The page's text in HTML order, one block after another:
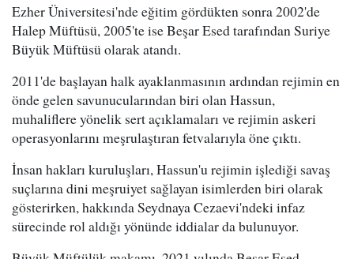
Ezher Üniversitesi'nde eğitim gördükten sonra 2002'de
Halep Müftüsü, 2005'te ise Beşar Esed tarafından Suriye
Büyük Müftüsü olarak atandı.
2011'de başlayan halk ayaklanmasının ardından rejimin en
önde gelen savunucularından biri olan Hassun,
muhaliflere yönelik sert açıklamaları ve rejimin askeri
operasyonlarını meşrulaştıran fetvalarıyla öne çıktı.
İnsan hakları kuruluşları, Hassun'u rejimin işlediği savaş
suçlarına dini meşruiyet sağlayan isimlerden biri olarak
gösterirken, hakkında Seydnaya Cezaevi'ndeki infaz
sürecinde rol aldığı yönünde iddialar da bulunuyor.